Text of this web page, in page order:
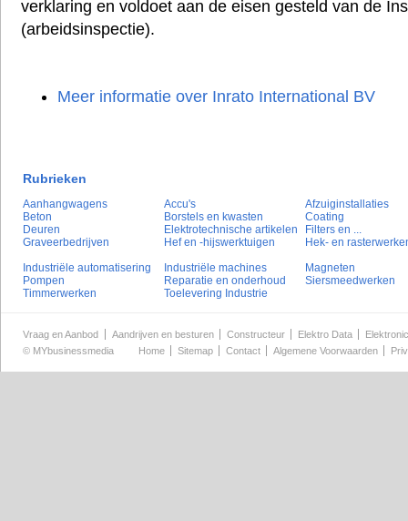
verklaring en voldoet aan de eisen gesteld van de
(arbeidsinspectie).
Meer informatie over Inrato International BV
Rubrieken
Aanhangwagens Accu's
Afzuiginstallaties
Beton
Borstels en kwasten
Coating
Deuren
Elektrotechnische artikelen
Filters en ...
Graveerbedrijven
Hef en -hijswerktuigen
Hek- en
Industriële automatisering
Industriële machines
Magneten
Pompen
Reparatie en onderhoud
Siersmeedwerken
Timmerwerken
Toelevering Industrie
Vraag en Aanbod Aandrijven en besturen Constructeur Elektro Data
© MYbusinessmedia Home Sitemap Contact Algemene Voorwaarden